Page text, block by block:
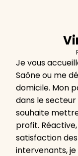
Je vous
Saône ou me
domicile. Mon
dans le secteur
souhaite
profit.
satisfaction
intervenants,